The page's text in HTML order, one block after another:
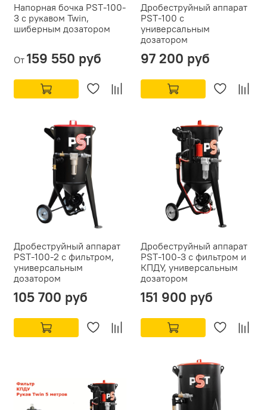
Напорная бочка PST-100-
3 с рукавом Twin,
шиберным дозатором
От 159 550 руб
Дробеструйный аппарат
PST-100 с
универсальным
дозатором
97 200 руб
Дробеструйный аппарат
PST-100-2 с фильтром,
универсальным
дозатором
105 700 руб
Дробеструйный аппарат
PST-100-3 с фильтром и
КПДУ, универсальным
дозатором
151 900 руб